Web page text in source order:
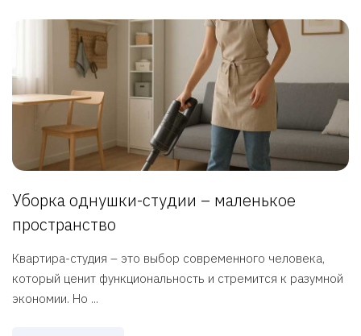
Уборка однушки-студии – маленькое
пространство
Квартира-студия – это выбор современного человека,
который ценит функциональность и стремится к разумной
экономии. Но ...